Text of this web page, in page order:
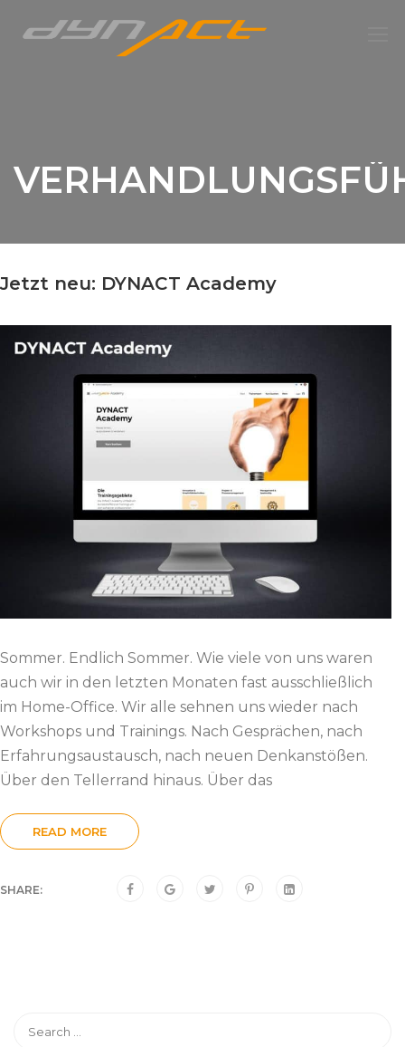
Jetzt neu: DYNACT Academy
Sommer. Endlich Sommer. Wie viele von uns waren
auch wir in den letzten Monaten fast ausschließlich
im Home-Office. Wir alle sehnen uns wieder nach
Workshops und Trainings. Nach Gesprächen, nach
Erfahrungsaustausch, nach neuen Denkanstößen.
Über den Tellerrand hinaus. Über das
READ MORE
SHARE: